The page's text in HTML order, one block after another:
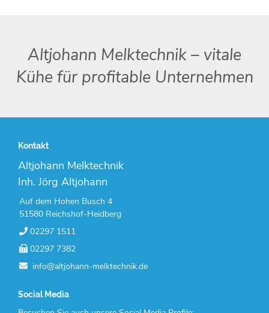
Altjohann Melktechnik – vitale
Kühe für profitable Unternehmen
Kontakt
Altjohann Melktechnik
Inh. Jörg Altjohann
Auf dem Hohen Busch 4
51580 Reichshof-Heidberg
02297 1511
02297 7382
info@altjohann-melktechnik.de
Social Media